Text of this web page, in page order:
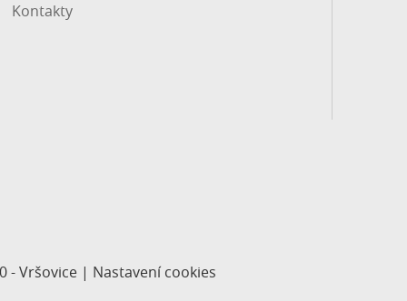
Kontakty
- Vršovice | Nastavení cookies